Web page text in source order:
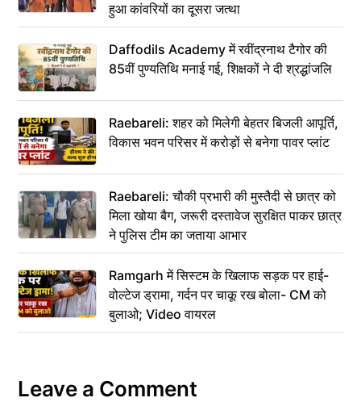
हुआ कांवरियों का दूसरा जत्था
Daffodils Academy में रवींद्रनाथ टैगोर की
85वीं पुण्यतिथि मनाई गई, शिक्षकों ने दी श्रद्धांजलि
Raebareli: शहर को मिलेगी बेहतर बिजली आपूर्ति,
विकास भवन परिसर में करोड़ों से बनेगा पावर प्लांट
Raebareli: चौकी प्रभारी की मुस्तैदी से छात्र को
मिला खोया बैग, जरूरी दस्तावेज सुरक्षित पाकर छात्र
ने पुलिस टीम का जताया आभार
Ramgarh में सिस्टम के खिलाफ सड़क पर हाई-
वोल्टेज ड्रामा, गर्दन पर चाकू रख बोला- CM को
बुलाओ; Video वायरल
Leave a Comment